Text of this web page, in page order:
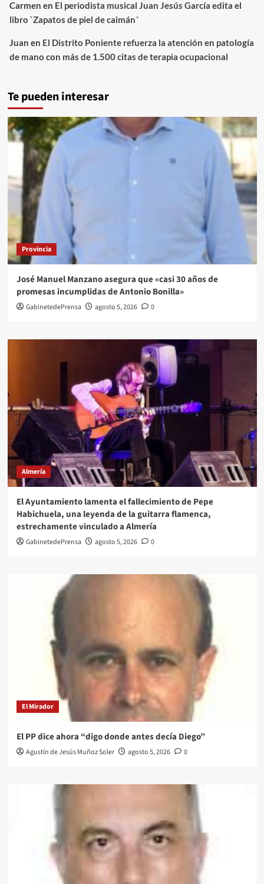
Carmen en El periodista musical Juan Jesús García edita el
libro `Zapatos de piel de caimán´
Juan en El Distrito Poniente refuerza la atención en patología
de mano con más de 1.500 citas de terapia ocupacional
Te pueden interesar
Provincia
José Manuel Manzano asegura que «casi 30 años de
promesas incumplidas de Antonio Bonilla»
GabinetedePrensa agosto 5, 2026 0
Almería
El Ayuntamiento lamenta el fallecimiento de Pepe
Habichuela, una leyenda de la guitarra flamenca,
estrechamente vinculado a Almería
GabinetedePrensa agosto 5, 2026 0
El Mirador
El PP dice ahora “digo donde antes decía Diego”
Agustín de Jesús Muñoz Soler agosto 5, 2026 0